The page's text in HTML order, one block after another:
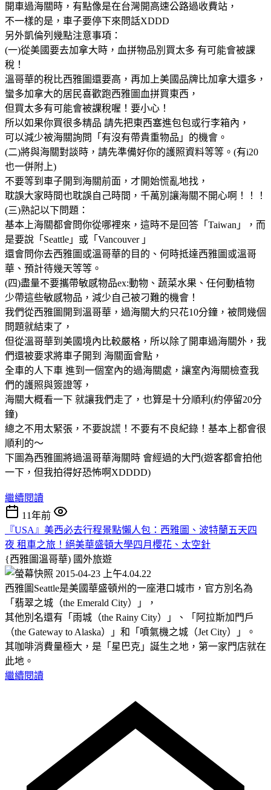
開車過海關時，有點像是在台灣開高速公路過收費站，
不一樣的是，車子要停下來問話XDDD
另外凱倫列幾點注意事項：
(一)從美國要去加拿大時，血拼物品別買太多 有可能會被課
稅！
溫哥華的稅比西雅圖還要高，再加上美國品牌比加拿大還多，
蠻多加拿大的居民喜歡跑西雅圖血拼買東西，
但買太多有可能會被課稅喔！要小心！
所以如果你買很多精品 請先把東西塞進包包或行李箱內，
可以減少被海關詢問「有沒有帶貴重物品」的機會。
(二)將與海關對談時，請先準備好你的護照資料等等。(有i20
也一併附上)
不要等到車子開到海關前面，才開始慌亂地找，
耽誤大家時間也耽誤自己時間，千萬別讓海關不開心啊！！！
(三)熟記以下問題：
基本上海關都會問你從哪裡來，這時不是回答「Taiwan」，而
是要說「Seattle」或「Vancouver 」
還會問你去西雅圖或溫哥華的目的、何時抵達西雅圖或溫哥
華、預計待幾天等等。
(四)盡量不要攜帶敏感物品ex:動物、蔬菜水果、任何動植物
少帶這些敏感物品，減少自己被刁難的機會！
我們從西雅圖開到溫哥華，過海關大約只花10分鐘，被問幾個
問題就結束了，
但從溫哥華到美國境內比較嚴格，所以除了開車過海關外，我
們還被要求將車子開到 海關面會點，
全車的人下車 進到一個室內的過海關處，讓室內海關檢查我
們的護照與簽證等，
海關大概看一下 就讓我們走了，也算是十分順利(約停留20分
鐘)
總之不用太緊張，不要說謊！不要有不良紀錄！基本上都會很
順利的～
下圖為西雅圖將過溫哥華海關時 會經過的大門(遊客都會拍他
一下，但我拍得好恐怖啊XDDDD)
繼續閱讀
11年前
『USA』美西必去行程景點懶人包：西雅圖、波特蘭五天四
夜 租車之旅！絕美華盛頓大學四月櫻花、太空針
{西雅圖溫哥華) 國外旅遊
西雅圖Seattle是美國華盛頓州的一座港口城市，官方別名為
「翡翠之城（the Emerald City）」，
其他別名還有「雨城（the Rainy City）」、「阿拉斯加門戶
（the Gateway to Alaska）」和「噴氣機之城（Jet City）」。
其咖啡消費量極大，是「星巴克」誕生之地，第一家門店就在
此地。
繼續閱讀